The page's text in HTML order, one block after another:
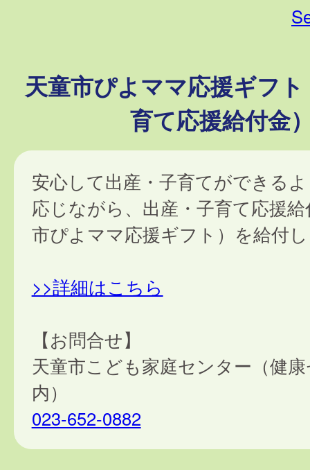
天童市ぴよママ応援ギフ
育て応援給付金
安心して出産・子育てができる
応じながら、出産・子育て応援
市ぴよママ応援ギフト）を給付
>>詳細はこちら
【お問合せ】
天童市こども家庭センター（健
内）
023-652-0882